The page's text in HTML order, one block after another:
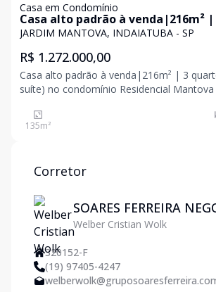
Casa em Condomínio
Casa alto padrão à venda|216m² |
quartos (1 suíte) no condomínio
JARDIM MANTOVA, INDAIATUBA - SP
R$ 1.272.000,00
Casa alto padrão à venda|216m² | 3
suíte) no condomínio Residencial
terreno: 216m² - Área construída: 135m² - 3 quartos
com planejados, sendo 1 suíte; - Cozinha
135m²
Corretor
SOARES FERREIRA
IMOBILIARIOS LTDA
Welber Cristian Wolk
320152-F
(19) 97405-4247